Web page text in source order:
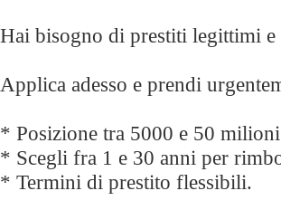
Hai bisogno di prestiti legittimi e
Applica adesso e prendi
* Posizione tra 5000 e 50 milioni
* Scegli fra 1 e 30 anni per
* Termini di prestito flessibili.